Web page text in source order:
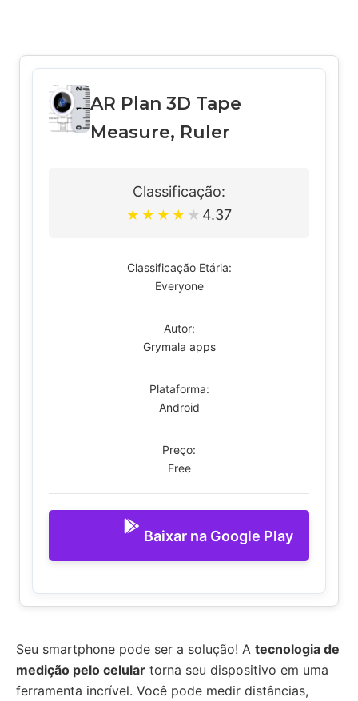
AR Plan 3D Tape
Measure, Ruler
Classificação:
★ ★ ★ ★ ★ 4.37
Classificação Etária:
Everyone
Autor:
Grymala apps
Plataforma:
Android
Preço:
Free
Baixar na Google Play
Seu smartphone pode ser a solução! A tecnologia de
medição pelo celular torna seu dispositivo em uma
ferramenta incrível. Você pode medir distâncias,